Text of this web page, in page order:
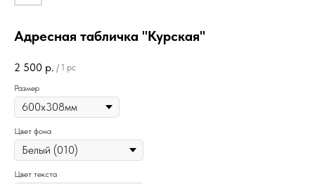
Адресная табличка "Курская"
2 500 р. / 1 pc
Размер
Цвет фона
Цвет текста